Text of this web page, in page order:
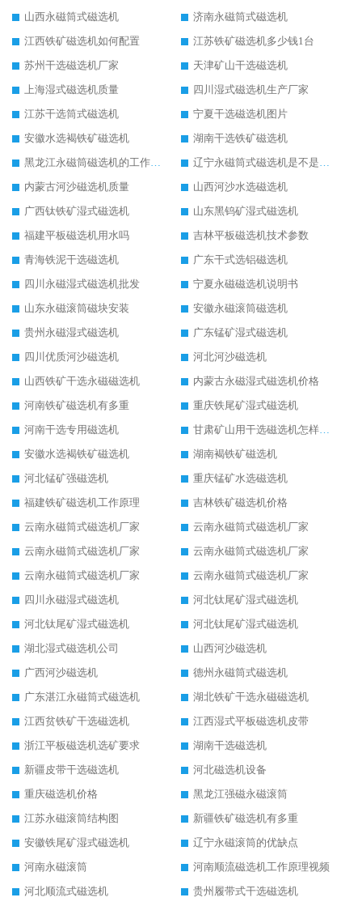
山西永磁筒式磁选机
济南永磁筒式磁选机
江西铁矿磁选机如何配置
江苏铁矿磁选机多少钱1台
苏州干选磁选机厂家
天津矿山干选磁选机
上海湿式磁选机质量
四川湿式磁选机生产厂家
江苏干选筒式磁选机
宁夏干选磁选机图片
安徽水选褐铁矿磁选机
湖南干选铁矿磁选机
黑龙江永磁筒磁选机的工作原理
辽宁永磁筒式磁选机是不是强磁
内蒙古河沙磁选机质量
山西河沙水选磁选机
广西钛铁矿湿式磁选机
山东黑钨矿湿式磁选机
福建平板磁选机用水吗
吉林平板磁选机技术参数
青海铁泥干选磁选机
广东干式选铝磁选机
四川永磁湿式磁选机批发
宁夏永磁磁选机说明书
山东永磁滚筒磁块安装
安徽永磁滚筒磁选机
贵州永磁湿式磁选机
广东锰矿湿式磁选机
四川优质河沙磁选机
河北河沙磁选机
山西铁矿干选永磁磁选机
内蒙古永磁湿式磁选机价格
河南铁矿磁选机有多重
重庆铁尾矿湿式磁选机
河南干选专用磁选机
甘肃矿山用干选磁选机怎样调磁
安徽水选褐铁矿磁选机
湖南褐铁矿磁选机
河北锰矿强磁选机
重庆锰矿水选磁选机
福建铁矿磁选机工作原理
吉林铁矿磁选机价格
云南永磁筒式磁选机厂家
云南永磁筒式磁选机厂家
云南永磁筒式磁选机厂家
云南永磁筒式磁选机厂家
云南永磁筒式磁选机厂家
云南永磁筒式磁选机厂家
四川永磁湿式磁选机
河北钛尾矿湿式磁选机
河北钛尾矿湿式磁选机
河北钛尾矿湿式磁选机
湖北湿式磁选机公司
山西河沙磁选机
广西河沙磁选机
德州永磁筒式磁选机
广东湛江永磁筒式磁选机
湖北铁矿干选永磁磁选机
江西贫铁矿干选磁选机
江西湿式平板磁选机皮带
浙江平板磁选机选矿要求
湖南干选磁选机
新疆皮带干选磁选机
河北磁选机设备
重庆磁选机价格
黑龙江强磁永磁滚筒
江苏永磁滚筒结构图
新疆铁矿磁选机有多重
安徽铁尾矿湿式磁选机
辽宁永磁滚筒的优缺点
河南永磁滚筒
河南顺流磁选机工作原理视频
河北顺流式磁选机
贵州履带式干选磁选机